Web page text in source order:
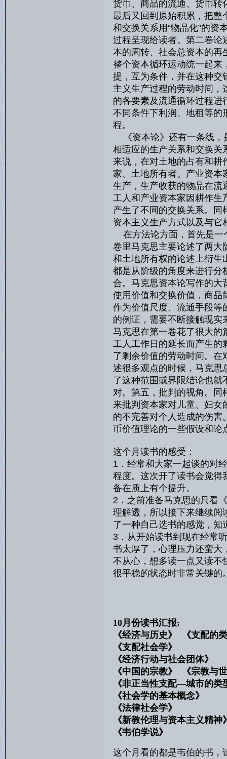
货币、商品的流通、货币转
最后又回到原始积累，把整
和交换关系用“物品化”的资
过程呈现给读者。第二卷论
本的周转、社会总资本的再
整个资本循环运动统一起来
提，互为条件，并在这种交
主义生产过程的劳动时间，
的各要素及流通循环过程进
不同条件下利润、地租等的
程。
《资本论》还有一条线，
相适应的生产关系和交换关
来说，在对土地的占有和
家、土地所有者。产业资本
生产，生产收获的物品在流
工人和产业资本家因耕作生
产生了不同的交换关系。同
资本主义生产方式以及与它
在方法论方面，首先是一
卷里马克思主要论述了两大
和土地所有权的论述上衍生
都是从阶级的角度来进行分
合。马克思资本论写作的大
使用价值和交换价值，商品
作为价值尺度、流通手段等
的例证，需要不断接触现实
马克思在第一卷花了很大的
工人工作日的延长而产生的
了剩余价值的劳动时间。在
述很多观点的时候，马克思
了这种范围或界限结论也就
对。第五，批判的视角。同
来批判资本家对儿童、妇女
的不完善对个人造成的伤害
币价值理论的一些假设和论
这个月读书的感受：
1．经常和大家一起谈的对
程度。这次开了读书会觉得
备在质上有个提升。
2．之前准备马克思的只看
理解透，所以接下来继续阅
了一种自己选书的感觉，知
3．从开始读书到现在经常
书太厚了，心理压力还蛮大
不从心，想多读一点又读不
很平稳的状态时非常关键的
10月份读书汇报:
《经济与历史》 《支配
《支配社会学》
《经济行动与社会团
《中国的宗教》 《宗教
《非正当性支配—城市的
《社会学的基本概
《法律社会学》
《新教伦理与资本主义
《韦伯学说》 顾
这个月看的都是韦伯的书，